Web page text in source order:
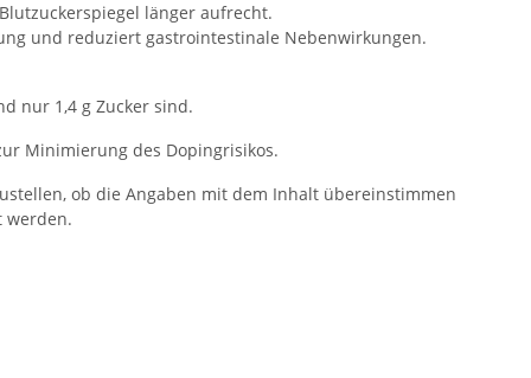
länger aufrecht.
und reduziert gastrointestinale Nebenwirkungen.
nur 1,4 g Zucker sind.
Minimierung des Dopingrisikos.
ob die Angaben mit dem Inhalt übereinstimmen
werden.